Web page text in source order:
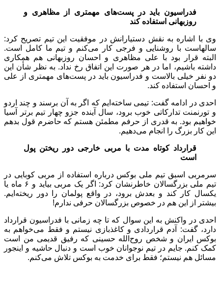
فدراسیون باید در پست‌های مهمتری از مظاهری و
روزبهانی استفاده کند
وی با اشاره به نقش دستیارانش در موفقیت این تیم تصریح کرد:
سالهاست با روشنایی و فرجی کار می‌کنم و تیم ما کامل است.
البته قرار بود با علی مظاهری و احسان روزبهانی هم همکاری
داشته باشیم، اما در هر صورت این اتفاق رخ نداد. به نظر شأن این
دو نفر خیلی بالاست و فدراسیون باید در پست‌های مهمتری از علی
و احسان استفاده کند.
احدی در ادامه گفت: تیمی ساخته‌ایم که اگر به آن برسند و چند اردو
و تورنمنت تدارکاتی خوب برود، سال آینده جزو چهار تیم برتر آسیا
خواهیم بود. به قدری از حرفم مطمئن هستم که حاضرم قول بدهم
این کار بزرگ را انجام می‌دهیم.
قرارداد کوتاه مدت با مربی خارجی دور ریختن پول
است
سرمربی اسبق تیم ملی بوکس درباره استفاده از مربی کوبایی در
تیم ملی بزرگسالان خاطرنشان کرد: اگر یک مربی بیاید و ۶ ماه یا
یکسال کار کند و بعدش برود، در واقع پولمان را دور ریخته‌ایم.
بیشتر از این هم در خصوص بزرگسالان حرفی ندارم!
احدی در واکنش به این سوال که تا چه زمانی با فدراسیون قرارداد
دارد، گفت: آدم قراردادی و کاغذبازی نیستم و فقط می‌خواهم به
بوکس ایران و شخص روح‌الله حسینی که رفیق قدیمی من است
کمک کنم. جایم در تیم نوجوانان خوب است و دنبال حاشیه و اینجور
مسائل هم نیستم؛ فقط برای خدمت به بوکس تلاش می‌کنم.